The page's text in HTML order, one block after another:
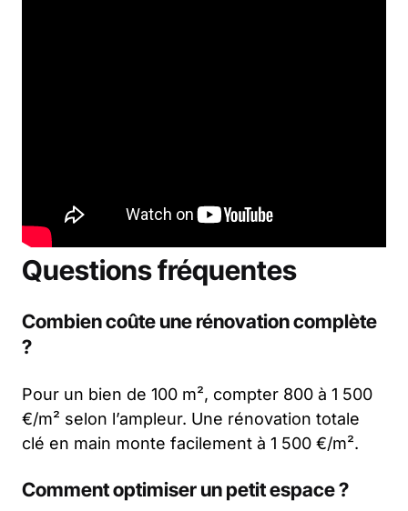
Questions fréquentes
Combien coûte une rénovation complète
?
Pour un bien de 100 m², compter 800 à 1 500
€/m² selon l’ampleur. Une rénovation totale
clé en main monte facilement à 1 500 €/m².
Comment optimiser un petit espace ?